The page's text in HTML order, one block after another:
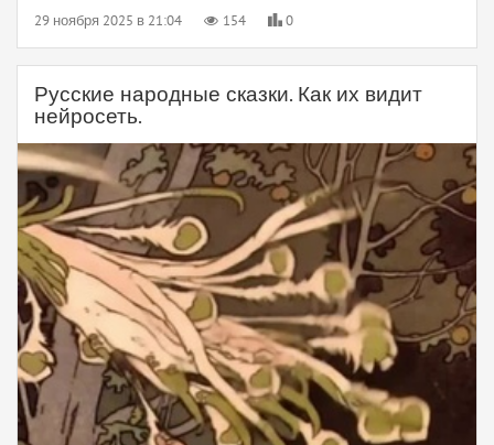
29 ноября 2025 в 21:04 154 0
Русские народные сказки. Как их видит
нейросеть.